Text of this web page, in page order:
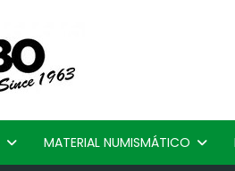
MATERIAL NUMISMÁTICO